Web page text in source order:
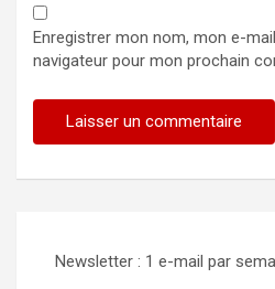
Enregistrer mon nom, mon e-
navigateur pour mon prochain
Newsletter : 1 e-mail par